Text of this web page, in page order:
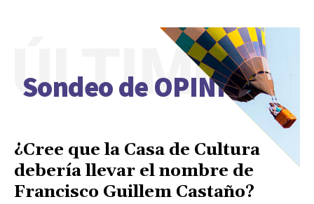
Sondeo de OPINIÓN
ÚLTIMO
¿Cree que la Casa de Cultura
debería llevar el nombre de
Francisco Guillem Castaño?